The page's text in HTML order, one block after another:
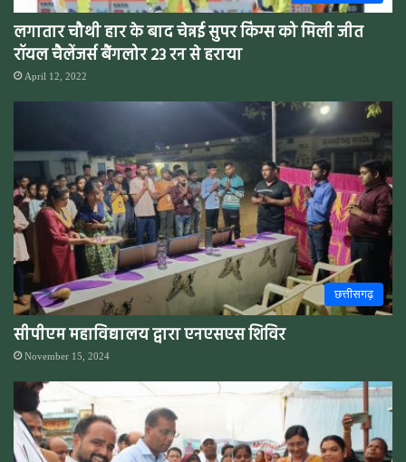
लगातार चौथी हार के बाद चेन्नई सुपर किंग्स को मिली जीत
रॉयल चैलेंजर्स बैंगलोर 23 रन से हराया
April 12, 2022
छत्तीसगढ़
सीपीएम महाविद्यालय द्वारा एनएसएस शिविर
November 15, 2024